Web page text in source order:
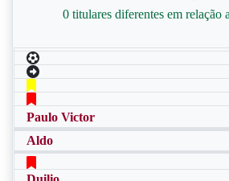
0 titulares diferentes em relação
Paulo Victor
Aldo